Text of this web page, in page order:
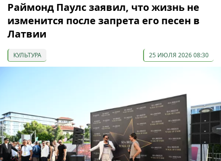
Раймонд Паулс заявил, что жизнь не
изменится после запрета его песен в
Латвии
КУЛЬТУРА 25 ИЮЛЯ 2026 08:30